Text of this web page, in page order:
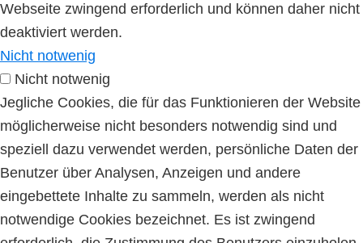
Webseite zwingend erforderlich und können daher nicht
deaktiviert werden.
Nicht notwenig
Nicht notwenig
Jegliche Cookies, die für das Funktionieren der Website
möglicherweise nicht besonders notwendig sind und
speziell dazu verwendet werden, persönliche Daten der
Benutzer über Analysen, Anzeigen und andere
eingebettete Inhalte zu sammeln, werden als nicht
notwendige Cookies bezeichnet. Es ist zwingend